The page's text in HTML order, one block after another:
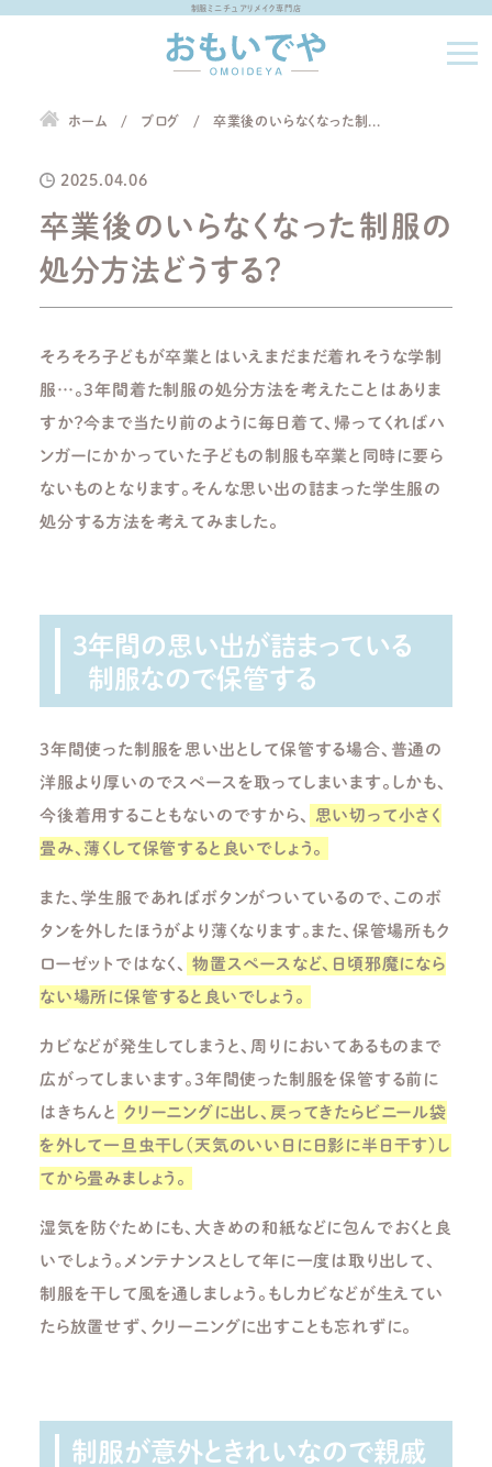
制服ミニチュアリメイク専門店
ホーム ブログ 卒業後のいらなくなった制...
2025.04.06
卒業後のいらなくなった制服の
処分方法どうする？
そろそろ子どもが卒業とはいえまだまだ着れそうな学制
服…。3年間着た制服の処分方法を考えたことはありま
すか？今まで当たり前のように毎日着て、帰ってくればハ
ンガーにかかっていた子どもの制服も卒業と同時に要ら
ないものとなります。そんな思い出の詰まった学生服の
処分する方法を考えてみました。
3年間の思い出が詰まっている
制服なので保管する
3年間使った制服を思い出として保管する場合、普通の
洋服より厚いのでスペースを取ってしまいます。しかも、
今後着用することもないのですから、 思い切って小さく
畳み、薄くして保管すると良いでしょう。
また、学生服であればボタンがついているので、このボ
タンを外したほうがより薄くなります。また、保管場所もク
ローゼットではなく、 物置スペースなど、日頃邪魔になら
ない場所に保管すると良いでしょう。
カビなどが発生してしまうと、周りにおいてあるものまで
広がってしまいます。3年間使った制服を保管する前に
はきちんと クリーニングに出し、戻ってきたらビニール袋
を外して一旦虫干し(天気のいい日に日影に半日干す)し
てから畳みましょう。
湿気を防ぐためにも、大きめの和紙などに包んでおくと良
いでしょう。メンテナンスとして年に一度は取り出して、
制服を干して風を通しましょう。もしカビなどが生えてい
たら放置せず、クリーニングに出すことも忘れずに。
制服が意外ときれいなので親戚